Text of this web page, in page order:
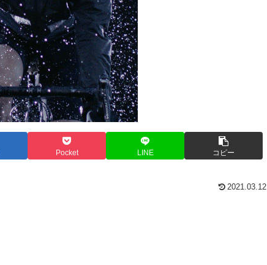
Pocket LINE コピー
2021.03.12